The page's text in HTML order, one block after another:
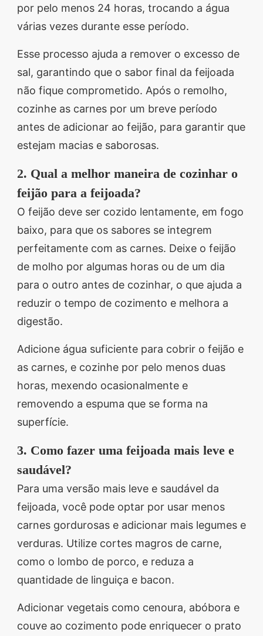
por pelo menos 24 horas, trocando a água
várias vezes durante esse período.
Esse processo ajuda a remover o excesso de
sal, garantindo que o sabor final da feijoada
não fique comprometido. Após o remolho,
cozinhe as carnes por um breve período
antes de adicionar ao feijão, para garantir que
estejam macias e saborosas.
2. Qual a melhor maneira de cozinhar o
feijão para a feijoada?
O feijão deve ser cozido lentamente, em fogo
baixo, para que os sabores se integrem
perfeitamente com as carnes. Deixe o feijão
de molho por algumas horas ou de um dia
para o outro antes de cozinhar, o que ajuda a
reduzir o tempo de cozimento e melhora a
digestão.
Adicione água suficiente para cobrir o feijão e
as carnes, e cozinhe por pelo menos duas
horas, mexendo ocasionalmente e
removendo a espuma que se forma na
superfície.
3. Como fazer uma feijoada mais leve e
saudável?
Para uma versão mais leve e saudável da
feijoada, você pode optar por usar menos
carnes gordurosas e adicionar mais legumes e
verduras. Utilize cortes magros de carne,
como o lombo de porco, e reduza a
quantidade de linguiça e bacon.
Adicionar vegetais como cenoura, abóbora e
couve ao cozimento pode enriquecer o prato